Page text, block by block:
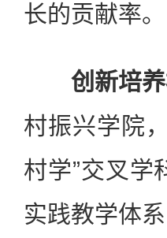
长的贡献率。
创新培
村振兴学院
村学”交叉学
实践教学体